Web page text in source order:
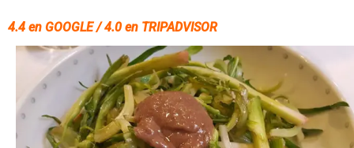
4.4 en GOOGLE / 4.0 en TRIPADVISOR